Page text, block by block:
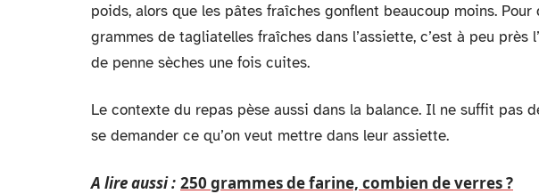
poids, alors que les pâtes fraîches gonflent beaucoup moins.
grammes de tagliatelles fraîches dans l’assiette, c’est à peu près
de penne sèches une fois cuites.
Le contexte du repas pèse aussi dans la balance. Il ne suffit pas
se demander ce qu’on veut mettre dans leur assiette.
A lire aussi : 250 grammes de farine, combien de verres ?